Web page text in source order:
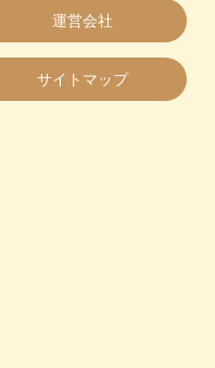
運営会社
サイトマップ